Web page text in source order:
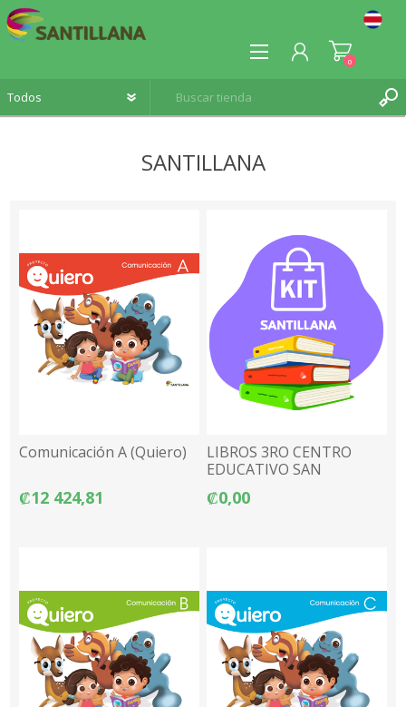
0
SANTILLANA
Comunicación A (Quiero)
₡12 424,81
LIBROS 3RO CENTRO
EDUCATIVO SAN
FRANCISCO DE ASIS 2026
₡0,00